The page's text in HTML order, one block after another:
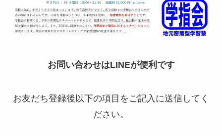
お問い合わせはLINEが便利です
お友だち登録後以下の項目をご記入に送信してく
ださい。